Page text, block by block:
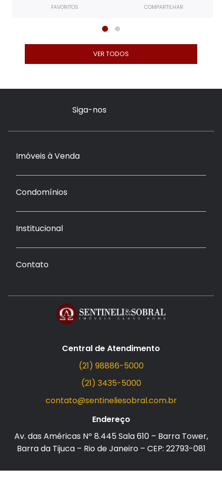
FAVORITOS COMPARTILHAR
VER TODOS
Siga-nos
Imóveis à Venda
Condomínios
Institucional
Contato
Central de Atendimento
(21) 98886-5000
(21) 3435-5000
contato@sentineliesobral.com.br
Endereço
Av. das Américas Nº 8.445 Sala 610 – Barra Tower,
Barra da Tijuca – Rio de Janeiro – CEP: 22793-081